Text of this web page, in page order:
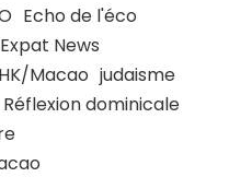
Echo de l'éco
Expat News
Macao judaisme
Réflexion dominicale